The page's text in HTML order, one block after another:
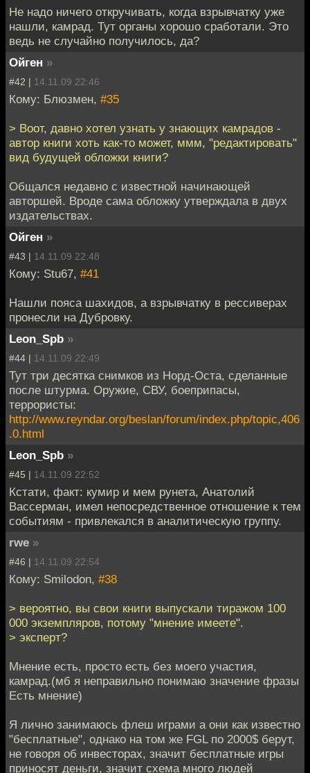
Не надо ничего откручивать, когда взрывчатку уже
нашли, камрад. Тут органы хорошо сработали. Это
ведь не случайно получилось, да?
Ойген »
#42 | 14.11.09 22:46
Кому: Блюзмен, #35
> Воот, давно хотел узнать у знающих камрадов -
автор книги хоть как-то может, ммм, "редактировать"
вид будущей обложки книги?
Общался недавно с известной начинающей
авторшей. Вроде сама обложку утверждала в двух
издательствах.
Ойген »
#43 | 14.11.09 22:48
Кому: Stu67, #41
Нашли пояса шахидов, а взрывчатку в рессиверах
пронесли на Дубровку.
Leon_Spb »
#44 | 14.11.09 22:49
Тут три десятка снимков из Норд-Оста, сделанные
после штурма. Оружие, СВУ, боеприпасы,
террористы:
http://www.reyndar.org/beslan/forum/index.php/topic,406
.0.html
Leon_Spb »
#45 | 14.11.09 22:52
Кстати, факт: кумир и мем рунета, Анатолий
Вассерман, имел непосредственное отношение к тем
событиям - привлекался в аналитическую группу.
rwe »
#46 | 14.11.09 22:54
Кому: Smilodon, #38
> вероятно, вы свои книги выпускали тиражом 100
000 экземпляров, потому "мнение имеете".
> эксперт?
Мнение есть, просто есть без моего участия,
камрад.(мб я неправильно понимаю значение фразы
Есть мнение)
Я лично занимаюсь флеш играми а они как известно
"бесплатные", однако на том же FGL по 2000$ берут,
не говоря об инвесторах, значит бесплатные игры
приносят деньги, значит схема много людей